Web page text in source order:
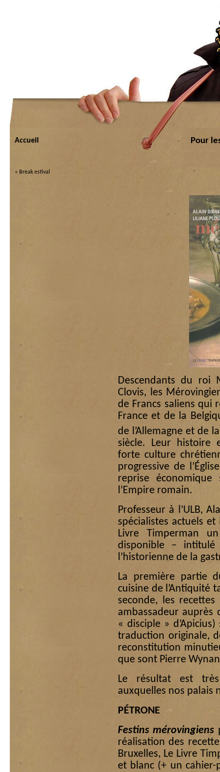
Accueil Pour
« Break estival
Descendants du roi
Clovis, les
de Francs saliens qui
France et de la
de l’Allemagne et de
siècle. Leur histoire
forte culture
progressive de
reprise économique
l’Empire romain.
Professeur à l’ULB,
spécialistes actuels
Livre Timperman
disponible –
l’historienne de la
La première partie
cuisine de l’Antiquité
seconde, les
ambassadeur
« disciple »
traduction originale,
reconstitution
que sont Pierre
Le résultat est
auxquelles nos palais
PÉTRONE
Festins mérovingiens
réalisation des
Bruxelles, Le Livre
et blanc (+ un